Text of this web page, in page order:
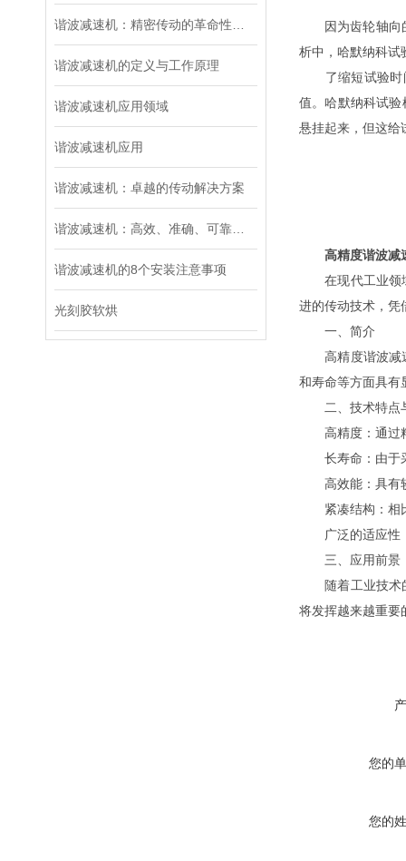
谐波减速机的定义与工作原理
谐波减速机应用领域
谐波减速机应用
谐波减速机：卓越的传动解决方案
谐波减速机的8个安装注意事项
光刻胶软烘
因为齿轮轴向的
析中，哈默纳科试
了缩短试验时间
值。哈默纳科试
悬挂起来，但这给
高精度谐波减
在现代工业领域
进的传动技术，凭
一、简介
高精度谐波减速
和寿命等方面具有
二、技术特点
高精度：通过精
长寿命：由于采
高效能：具有较
紧凑结构：相比
广泛的适应性：
三、应用前景
随着工业技术的
将发挥越来越重要
您的
您的